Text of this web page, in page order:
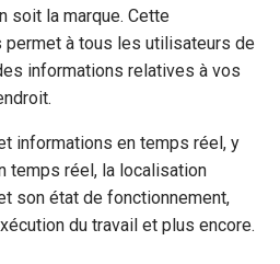
soit la marque. Cette
à tous les utilisateurs de
informations relatives à vos
informations en temps réel, y
temps réel, la localisation
son état de fonctionnement,
du travail et plus encore.